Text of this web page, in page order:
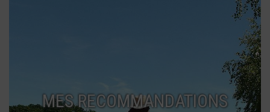
MES RECOMMANDATIONS